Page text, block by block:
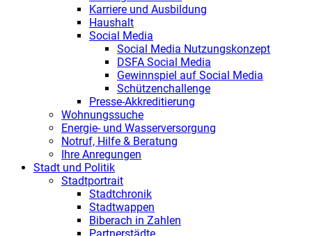
Karriere und Ausbildung
Haushalt
Social Media
Social Media Nutzungskonzept
DSFA Social Media
Gewinnspiel auf Social Media
Schützenchallenge
Presse-Akkreditierung
Wohnungssuche
Energie- und Wasserversorgung
Notruf, Hilfe & Beratung
Ihre Anregungen
Stadt und Politik
Stadtportrait
Stadtchronik
Stadtwappen
Biberach in Zahlen